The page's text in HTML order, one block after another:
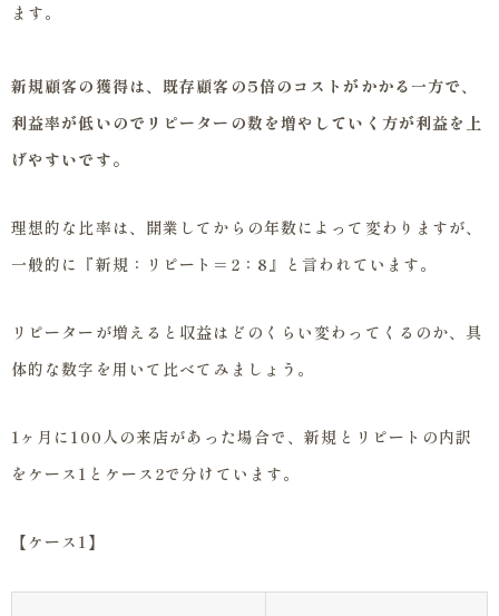
ます。
新規顧客の獲得は、既存顧客の5倍のコストがかかる一方で、
利益率が低いのでリピーターの数を増やしていく方が利益を上
げやすいです。
理想的な比率は、開業してからの年数によって変わりますが、
一般的に『新規：リピート＝2：8』と言われています。
リピーターが増えると収益はどのくらい変わってくるのか、具
体的な数字を用いて比べてみましょう。
1ヶ月に100人の来店があった場合で、新規とリピートの内訳
をケース1とケース2で分けています。
【ケース1】